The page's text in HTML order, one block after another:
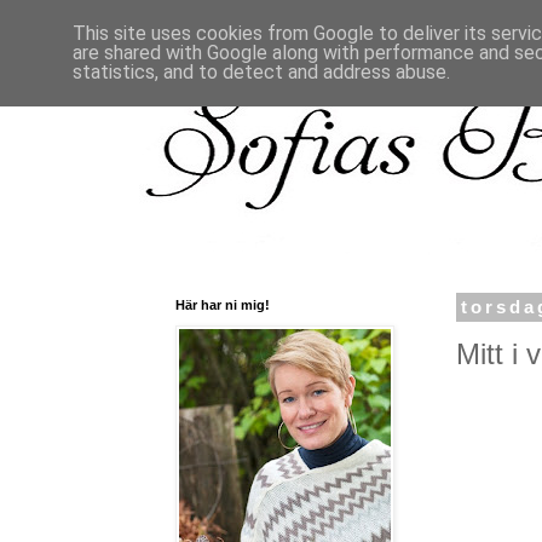
Mitt i
Här har ni mig!
This site uses cookies from Google to deliver its
are shared with Google along with performance and
statistics, and to detect and address abuse.